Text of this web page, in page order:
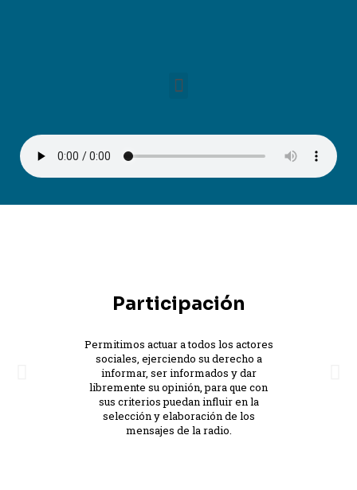
Participación
Permitimos actuar a todos los actores
sociales, ejerciendo su derecho a
informar, ser informados y dar
libremente su opinión, para que con
sus criterios puedan influir en la
selección y elaboración de los
mensajes de la radio.